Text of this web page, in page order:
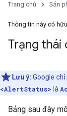
Trang chủ Sản
Thông tin này có
Trạng thái
Lưu ý: Google
<AlertStatus> là
Bảng sau đây